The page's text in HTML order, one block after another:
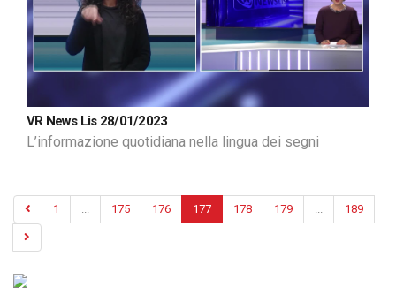
VR News Lis 28/01/2023
L’informazione quotidiana nella lingua dei segni
1 175 176 177 178 179 189